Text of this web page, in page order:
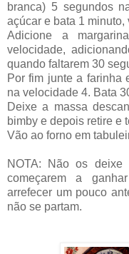
branca) 5 segundos
açúcar e bata 1 minuto,
Adicione a
velocidade,
quando faltarem 30
Por fim junte a farinha
na velocidade 4. Bata
Deixe a massa
bimby e depois retire e
Vão ao forno em
NOTA: Não os deixe
começarem a
arrefecer um pouco
não se partam.